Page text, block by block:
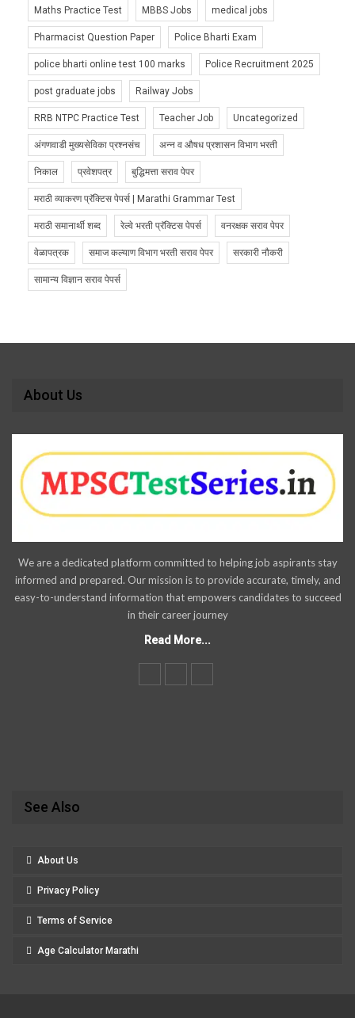
Maths Practice Test MBBS Jobs medical jobs
Pharmacist Question Paper Police Bharti Exam
police bharti online test 100 marks Police Recruitment 2025
post graduate jobs Railway Jobs
RRB NTPC Practice Test Teacher Job Uncategorized
अंगणवाडी मुख्यसेविका प्रश्नसंच अन्न व औषध प्रशासन विभाग भरती
निकाल प्रवेशपत्र बुद्धिमत्ता सराव पेपर
मराठी व्याकरण प्रॅक्टिस पेपर्स | Marathi Grammar Test
मराठी समानार्थी शब्द रेल्वे भरती प्रॅक्टिस पेपर्स वनरक्षक सराव पेपर
वेळापत्रक समाज कल्याण विभाग भरती सराव पेपर सरकारी नौकरी
सामान्य विज्ञान सराव पेपर्स
About Us
We are a dedicated platform committed to helping job aspirants stay
informed and prepared. Our mission is to provide accurate, timely, and
easy-to-understand information that empowers candidates to succeed
in their career journey
Read More...
See Also
About Us
Privacy Policy
Terms of Service
Age Calculator Marathi